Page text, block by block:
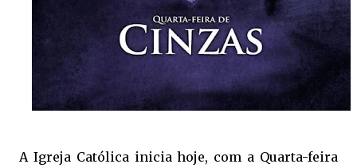
A Igreja Católica inicia hoje, com a Quarta-feira